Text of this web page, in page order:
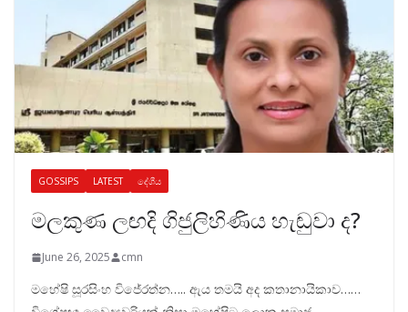
GOSSIPS LATEST දේශීය
මලකුණ ලඟදි ගිජුලිහිණිය හැඬුවා ද?
June 26, 2025 cmn
මහේෂි සූරසිංහ විජේරත්න….. ඇය තමයි අද කතානායිකාව……